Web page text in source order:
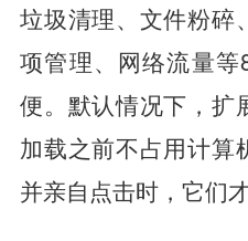
垃圾清理、文件粉碎
项管理、网络流量
便。默认情况下，扩
加载之前不占用计算
并亲自点击时，它们